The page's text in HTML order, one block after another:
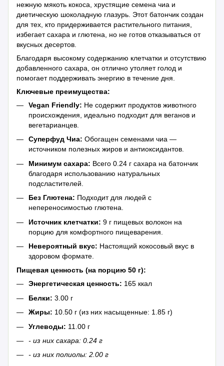
нежную мякоть кокоса, хрустящие семена чиа и
диетическую шоколадную глазурь. Этот батончик создан
для тех, кто придерживается растительного питания,
избегает сахара и глютена, но не готов отказываться от
вкусных десертов.
Благодаря высокому содержанию клетчатки и отсутствию
добавленного сахара, он отлично утоляет голод и
помогает поддерживать энергию в течение дня.
Ключевые преимущества:
Vegan Friendly: Не содержит продуктов животного
происхождения, идеально подходит для веганов и
вегетарианцев.
Суперфуд Чиа: Обогащен семенами чиа —
источником полезных жиров и антиоксидантов.
Минимум сахара: Всего 0.24 г сахара на батончик
благодаря использованию натуральных
подсластителей.
Без Глютена: Подходит для людей с
непереносимостью глютена.
Источник клетчатки: 9 г пищевых волокон на
порцию для комфортного пищеварения.
Невероятный вкус: Настоящий кокосовый вкус в
здоровом формате.
Пищевая ценность (на порцию 50 г):
Энергетическая ценность: 165 ккал
Белки: 3.00 г
Жиры: 10.50 г (из них насыщенные: 1.85 г)
Углеводы: 11.00 г
- из них сахара: 0.24 г
- из них полиолы: 2.00 г